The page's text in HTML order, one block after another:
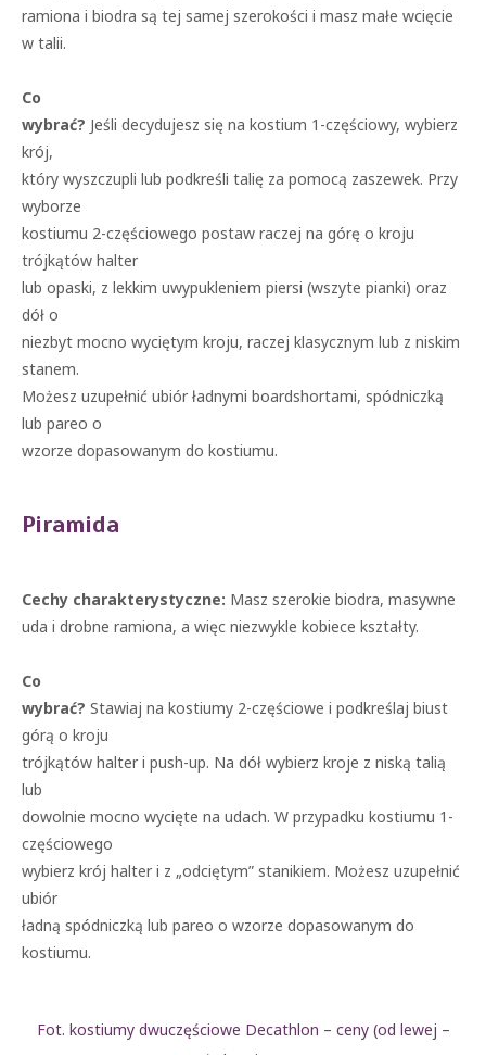
ramiona i biodra są tej samej szerokości i masz małe wcięcie
w talii.
Co
wybrać? Jeśli decydujesz się na kostium 1-częściowy, wybierz
krój,
który wyszczupli lub podkreśli talię za pomocą zaszewek. Przy
wyborze
kostiumu 2-częściowego postaw raczej na górę o kroju
trójkątów halter
lub opaski, z lekkim uwypukleniem piersi (wszyte pianki) oraz
dół o
niezbyt mocno wyciętym kroju, raczej klasycznym lub z niskim
stanem.
Możesz uzupełnić ubiór ładnymi boardshortami, spódniczką
lub pareo o
wzorze dopasowanym do kostiumu.
Piramida
Cechy charakterystyczne: Masz szerokie biodra, masywne
uda i drobne ramiona, a więc niezwykle kobiece kształty.
Co
wybrać? Stawiaj na kostiumy 2-częściowe i podkreślaj biust
górą o kroju
trójkątów halter i push-up. Na dół wybierz kroje z niską talią
lub
dowolnie mocno wycięte na udach. W przypadku kostiumu 1-
częściowego
wybierz krój halter i z „odciętym” stanikiem. Możesz uzupełnić
ubiór
ładną spódniczką lub pareo o wzorze dopasowanym do
kostiumu.
Fot. kostiumy dwuczęściowe Decathlon – ceny (od lewej –